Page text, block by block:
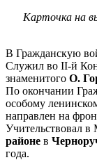
Карточка на
В Гражданскую
Служил во II-й
знаменитого О.
По окончании
особому
направлен на
Учительствовал в
районе в
года.